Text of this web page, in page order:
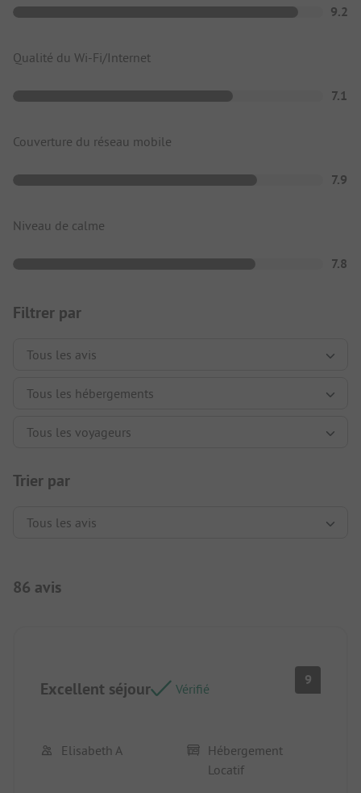
9.2
Qualité du Wi-Fi/Internet
7.1
Couverture du réseau mobile
7.9
Niveau de calme
7.8
Filtrer par
Trier par
86 avis
Excellent séjour Vérifié
9
Elisabeth A
Hébergement
Locatif